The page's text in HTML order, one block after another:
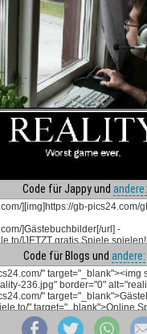
Code für Jappy und andere:
Code für Blogs und andere: